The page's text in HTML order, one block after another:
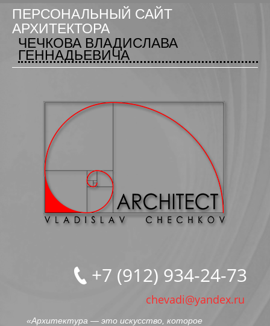
ПЕРСОНАЛЬНЫЙ САЙТ
АРХИТЕКТОРА
ЧЕЧКОВА ВЛАДИСЛАВА
ГЕННАДЬЕВИЧА
+7 (912) 934-24-73
chevadi@yandex.ru
«Архитектура — это искусство, которое